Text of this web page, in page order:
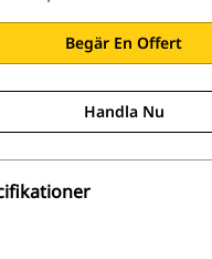
Begär En Offert
Handla Nu